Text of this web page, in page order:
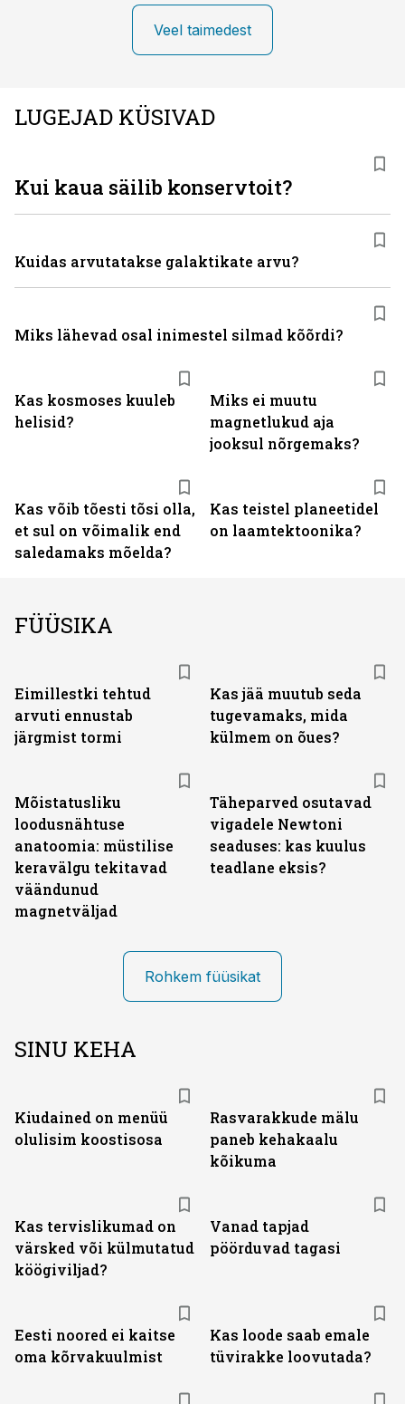
Veel taimedest
LUGEJAD KÜSIVAD
Kas kosmoses kuuleb
helisid?
Miks ei muutu
magnetlukud aja
jooksul nõrgemaks?
Kas võib tõesti tõsi olla,
et sul on võimalik end
saledamaks mõelda?
Kas teistel planeetidel
on laamtektoonika?
Kui kaua säilib konservtoit?
Kuidas arvutatakse galaktikate arvu?
Miks lähevad osal inimestel silmad kõõrdi?
FÜÜSIKA
Eimillestki tehtud
arvuti ennustab
järgmist tormi
Kas jää muutub seda
tugevamaks, mida
külmem on õues?
Mõistatusliku
loodusnähtuse
anatoomia: müstilise
keravälgu tekitavad
väändunud
magnetväljad
Täheparved osutavad
vigadele Newtoni
seaduses: kas kuulus
teadlane eksis?
Rohkem füüsikat
SINU KEHA
Kiudained on menüü
olulisim koostisosa
Rasvarakkude mälu
paneb kehakaalu
kõikuma
Kas tervislikumad on
värsked või külmutatud
köögiviljad?
Vanad tapjad
pöörduvad tagasi
Eesti noored ei kaitse
oma kõrvakuulmist
Kas loode saab emale
tüvirakke loovutada?